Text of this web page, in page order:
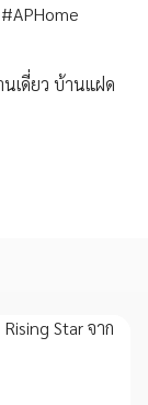
นเดี่ยว บ้านแฝด